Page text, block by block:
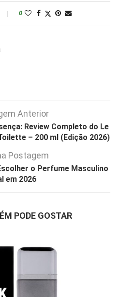
0
Anterior
Review Completo do Le
– 200 ml (Edição 2026)
Postagem
o Perfume Masculino
em 2026
PODE GOSTAR